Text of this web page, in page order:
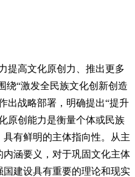
高文化原创力、推出更多
绕“激发全民族文化创新创造
出战略部署，明确提出“提升
原创能力是衡量个体或民族
有鲜明的主体指向性。从主
涵要义，对于巩固文化主体
建设具有重要的理论和现实